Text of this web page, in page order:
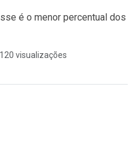
é o menor percentual dos
120 visualizações